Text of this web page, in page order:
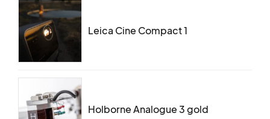
Leica Cine Compact 1
Holborne Analogue 3 gold